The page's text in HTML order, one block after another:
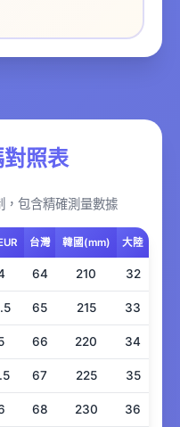
照表
，包含精確測量數據
台灣 韓國(mm) 大陸
64 210 32
65 215 33
66 220 34
67 225 35
68 230 36